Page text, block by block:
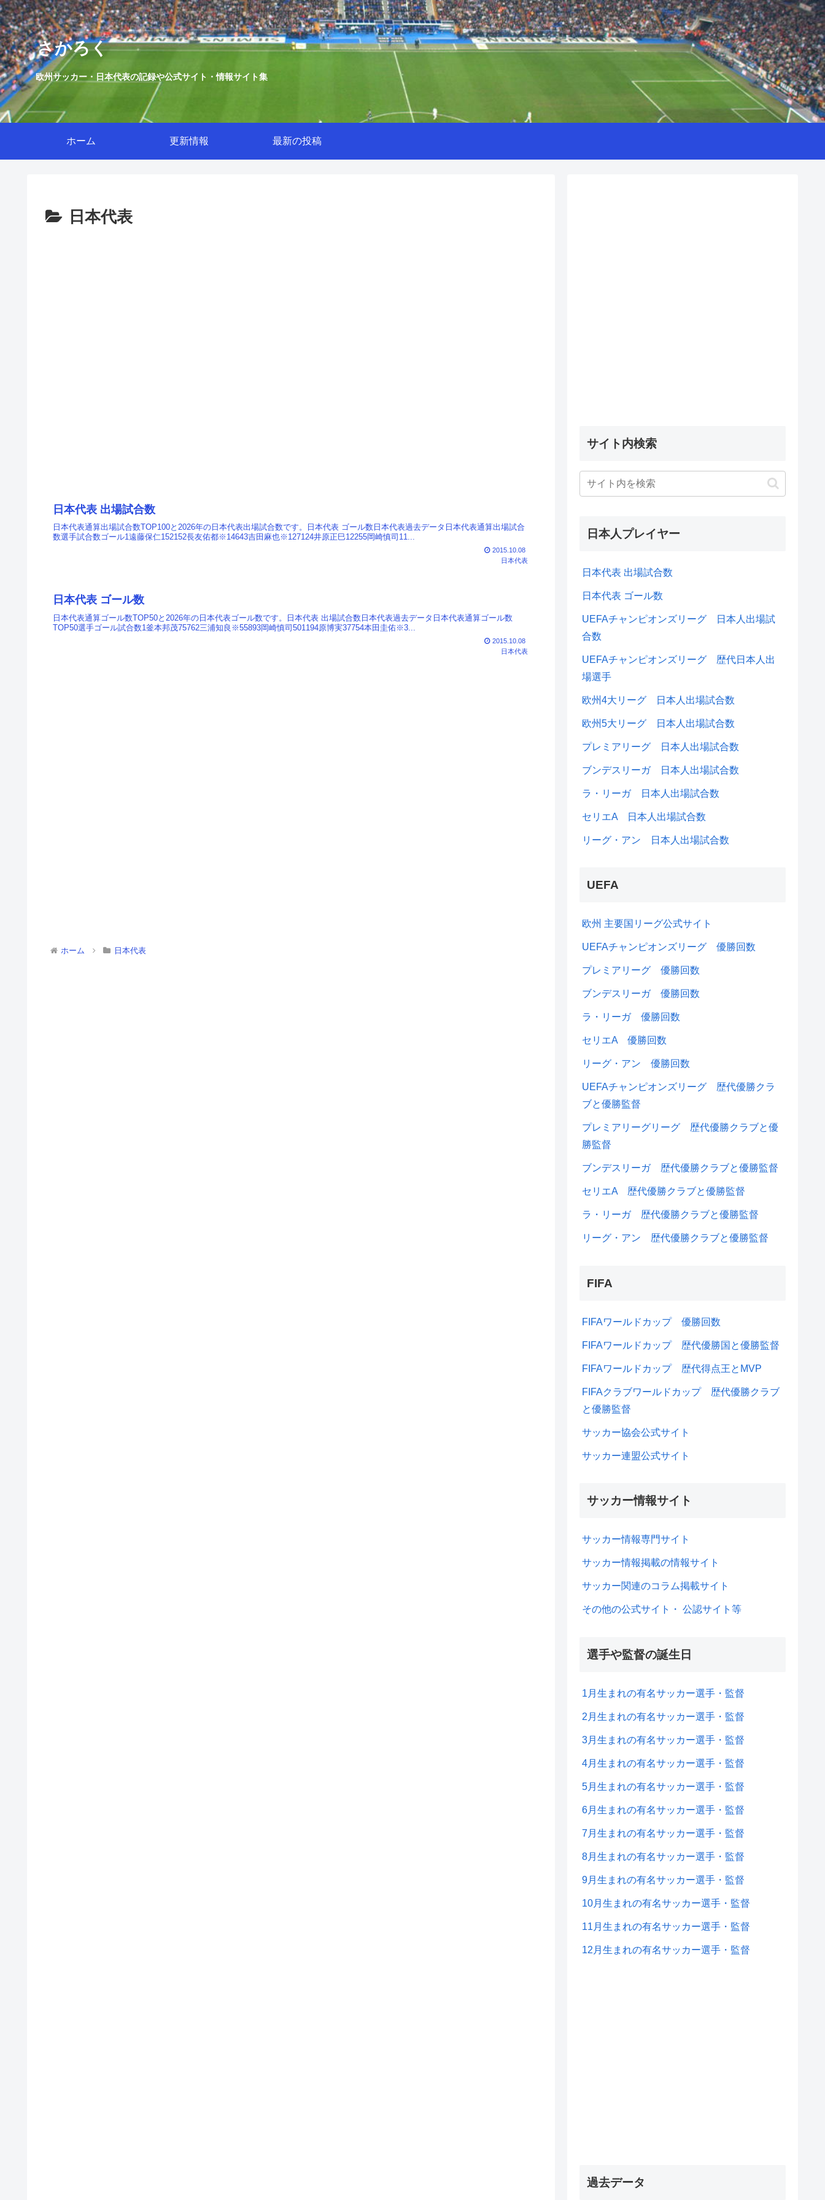
さかろく
欧州サッカー・日本代表の記録や公式サイト・情報サイト集
ホーム 更新情報 最新の投稿
日本代表
日本代表 出場試合数
日本代表通算出場試合数TOP100と2026年の日本代表出場試合数です。日本代表 ゴール数日本代表過去データ日本代表通算出場試合
数選手試合数ゴール1遠藤保仁152152長友佑都※14643吉田麻也※127124井原正巳12255岡崎慎司11...
2015.10.08
日本代表
日本代表 ゴール数
日本代表通算ゴール数TOP50と2026年の日本代表ゴール数です。日本代表 出場試合数日本代表過去データ日本代表通算ゴール数
TOP50選手ゴール試合数1釜本邦茂75762三浦知良※55893岡崎慎司501194原博実37754本田圭佑※3...
2015.10.08
日本代表
ホーム 日本代表
サイト内検索
日本人プレイヤー
日本代表 出場試合数
日本代表 ゴール数
UEFAチャンピオンズリーグ 日本人出場試
合数
UEFAチャンピオンズリーグ 歴代日本人出
場選手
欧州4大リーグ 日本人出場試合数
欧州5大リーグ 日本人出場試合数
プレミアリーグ 日本人出場試合数
ブンデスリーガ 日本人出場試合数
ラ・リーガ 日本人出場試合数
セリエA 日本人出場試合数
リーグ・アン 日本人出場試合数
UEFA
欧州 主要国リーグ公式サイト
UEFAチャンピオンズリーグ 優勝回数
プレミアリーグ 優勝回数
ブンデスリーガ 優勝回数
ラ・リーガ 優勝回数
セリエA 優勝回数
リーグ・アン 優勝回数
UEFAチャンピオンズリーグ 歴代優勝クラ
ブと優勝監督
プレミアリーグリーグ 歴代優勝クラブと優
勝監督
ブンデスリーガ 歴代優勝クラブと優勝監督
セリエA 歴代優勝クラブと優勝監督
ラ・リーガ 歴代優勝クラブと優勝監督
リーグ・アン 歴代優勝クラブと優勝監督
FIFA
FIFAワールドカップ 優勝回数
FIFAワールドカップ 歴代優勝国と優勝監督
FIFAワールドカップ 歴代得点王とMVP
FIFAクラブワールドカップ 歴代優勝クラブ
と優勝監督
サッカー協会公式サイト
サッカー連盟公式サイト
サッカー情報サイト
サッカー情報専門サイト
サッカー情報掲載の情報サイト
サッカー関連のコラム掲載サイト
その他の公式サイト・ 公認サイト等
選手や監督の誕生日
1月生まれの有名サッカー選手・監督
2月生まれの有名サッカー選手・監督
3月生まれの有名サッカー選手・監督
4月生まれの有名サッカー選手・監督
5月生まれの有名サッカー選手・監督
6月生まれの有名サッカー選手・監督
7月生まれの有名サッカー選手・監督
8月生まれの有名サッカー選手・監督
9月生まれの有名サッカー選手・監督
10月生まれの有名サッカー選手・監督
11月生まれの有名サッカー選手・監督
12月生まれの有名サッカー選手・監督
過去データ